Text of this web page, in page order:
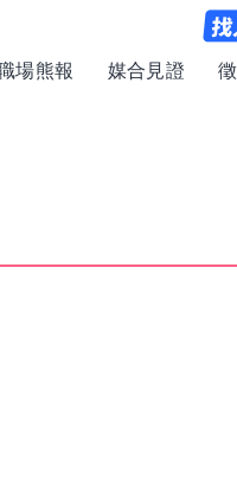
場熊報 媒合見證